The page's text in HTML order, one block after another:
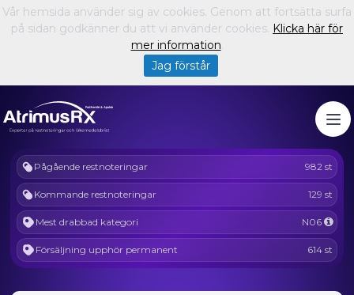
Pågående restnoteringar 982 st
Kommande restnoteringar 129 st
Mest drabbad kategori N06
Försäljning upphör permanent 614 st
Vår hemsida använder sig av cookies. Genom att fortsätta surfa
på sidan godkänner du att vi använder cookies. Klicka här för
mer information.
Jag förstår